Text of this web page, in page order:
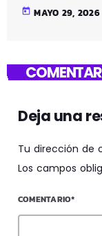
today MAYO 29, 2026
Deja una
Tu dirección de
Los campos
COMENTARIO*